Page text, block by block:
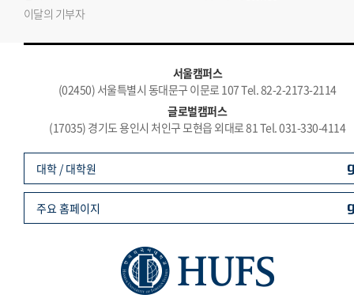
이달의 기부자
서울캠퍼스
(02450) 서울특별시 동대문구 이문로 107 Tel. 82-2-2173-2114
글로벌캠퍼스
(17035) 경기도 용인시 처인구 모현읍 외대로 81 Tel. 031-330-4114
대학 / 대학원
주요 홈페이지